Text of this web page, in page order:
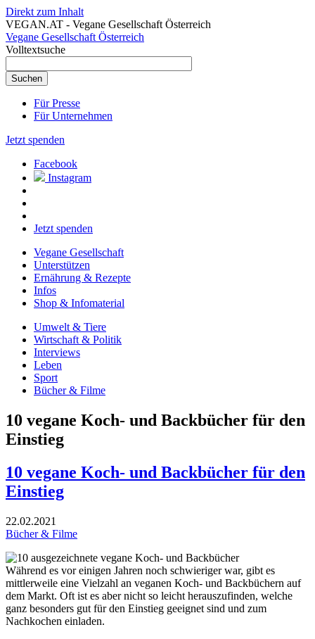
Direkt zum Inhalt
VEGAN.AT - Vegane Gesellschaft Österreich
Vegane Gesellschaft Österreich
Volltextsuche
Für Presse
Für Unternehmen
Jetzt spenden
Facebook
Instagram
Jetzt spenden
Vegane Gesellschaft
Unterstützen
Ernährung & Rezepte
Infos
Shop & Infomaterial
Umwelt & Tiere
Wirtschaft & Politik
Interviews
Leben
Sport
Bücher & Filme
10 vegane Koch- und Backbücher für den
Einstieg
10 vegane Koch- und Backbücher für den
Einstieg
22.02.2021
Bücher & Filme
Während es vor einigen Jahren noch schwieriger war, gibt es
mittlerweile eine Vielzahl an veganen Koch- und Backbüchern auf
dem Markt. Oft ist es aber nicht so leicht herauszufinden, welche
ganz besonders gut für den Einstieg geeignet sind und zum
Nachkochen einladen.